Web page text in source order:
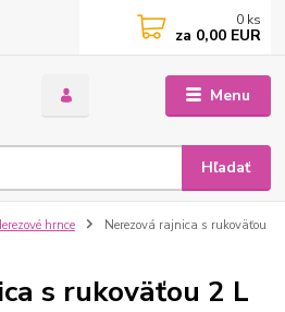
Menu
Hľadať
0 ks
za 0,00 EUR
hrnce
Nerezová rajnica s rukoväťou
s rukoväťou 2 L